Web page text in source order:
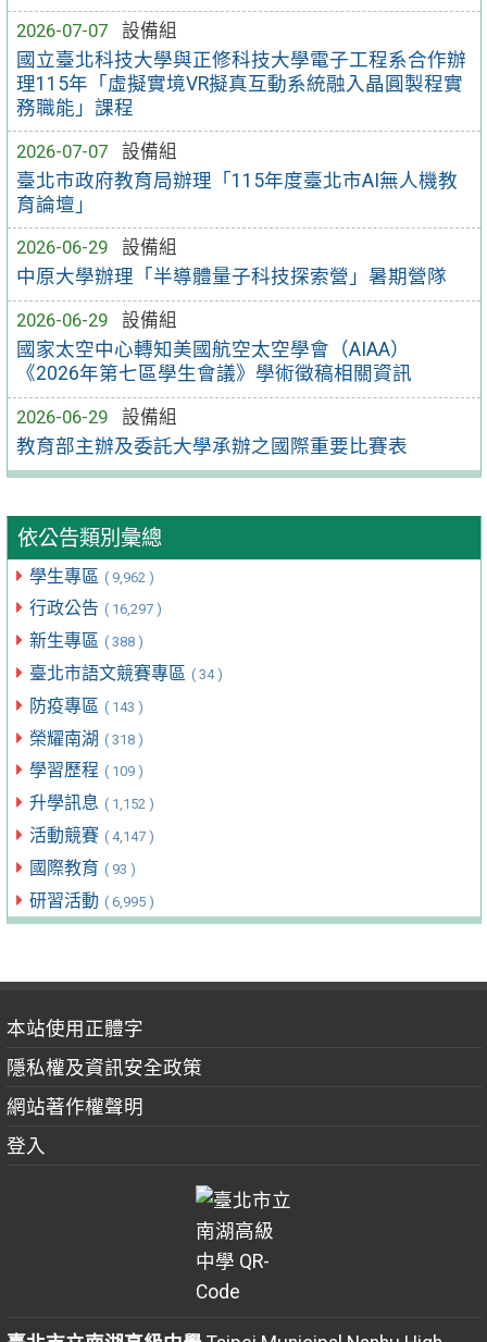
2026-07-07
設備組
國立臺北科技大學與正修科技大學電子工程系合作辦
理115年「虛擬實境VR擬真互動系統融入晶圓製程實
務職能」課程
2026-07-07
設備組
臺北市政府教育局辦理「115年度臺北市AI無人機教
育論壇」
2026-06-29
設備組
中原大學辦理「半導體量子科技探索營」暑期營隊
2026-06-29
設備組
國家太空中心轉知美國航空太空學會（AIAA）
《2026年第七區學生會議》學術徵稿相關資訊
2026-06-29
設備組
教育部主辦及委託大學承辦之國際重要比賽表
依公告類別彙總
學生專區 ( 9,962 )
行政公告 ( 16,297 )
新生專區 ( 388 )
臺北市語文競賽專區 ( 34 )
防疫專區 ( 143 )
榮耀南湖 ( 318 )
學習歷程 ( 109 )
升學訊息 ( 1,152 )
活動競賽 ( 4,147 )
國際教育 ( 93 )
研習活動 ( 6,995 )
本站使用正體字
隱私權及資訊安全政策
網站著作權聲明
登入